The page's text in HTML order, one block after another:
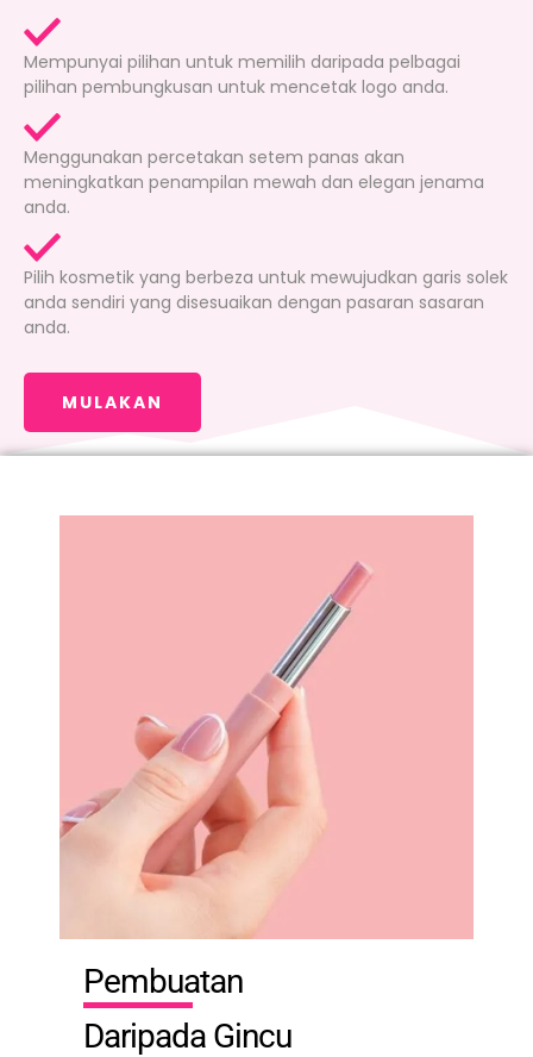
Mempunyai pilihan untuk memilih daripada pelbagai
pilihan pembungkusan untuk mencetak logo anda.
Menggunakan percetakan setem panas akan
meningkatkan penampilan mewah dan elegan jenama
anda.
Pilih kosmetik yang berbeza untuk mewujudkan garis solek
anda sendiri yang disesuaikan dengan pasaran sasaran
anda.
MULAKAN
Pembuatan
Daripada Gincu